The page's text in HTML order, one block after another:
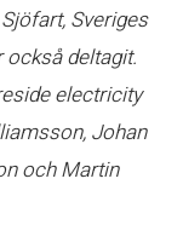
Sveriges
deltagit.
electricity
Johan
och Martin